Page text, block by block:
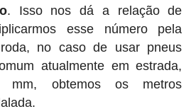
. Isso nos dá a relação de
esse número pela
no caso de usar pneus
atualmente em estrada,
mm, obtemos os metros